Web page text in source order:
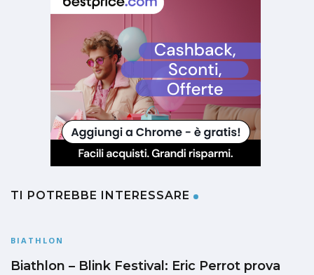
TI POTREBBE INTERESSARE
BIATHLON
Biathlon – Blink Festival: Eric Perrot prova